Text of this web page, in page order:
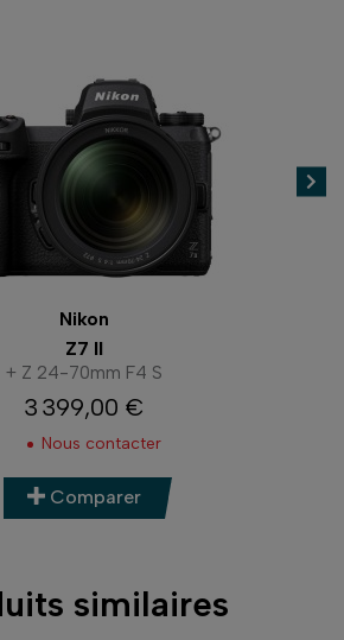
Nikon
Z7 II
+ Z 24-70mm F4 S
Prix
3 399,00 €
Nous contacter
Comparer
similaires